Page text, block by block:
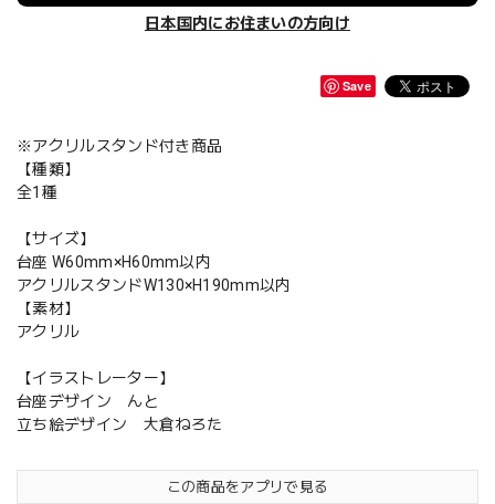
日本国内にお住まいの方向け
Save
※アクリルスタンド付き商品
【種類】
全1種
【サイズ】
台座 W60mm×H60mm以内
アクリルスタンドW130×H190mm以内
【素材】
アクリル
【イラストレーター】
台座デザイン んと
立ち絵デザイン 大倉ねろた
この商品をアプリで見る